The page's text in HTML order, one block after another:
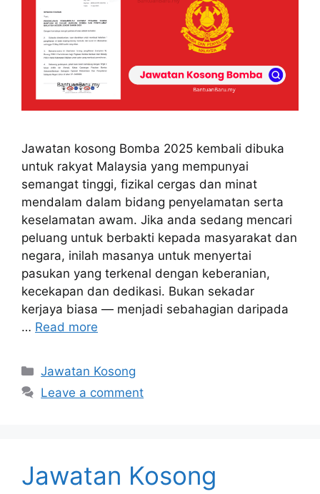
Jawatan kosong Bomba 2025 kembali dibuka
untuk rakyat Malaysia yang mempunyai
semangat tinggi, fizikal cergas dan minat
mendalam dalam bidang penyelamatan serta
keselamatan awam. Jika anda sedang mencari
peluang untuk berbakti kepada masyarakat dan
negara, inilah masanya untuk menyertai
pasukan yang terkenal dengan keberanian,
kecekapan dan dedikasi. Bukan sekadar
kerjaya biasa — menjadi sebahagian daripada
… Read more
Categories
Jawatan Kosong
Leave a comment
Jawatan Kosong